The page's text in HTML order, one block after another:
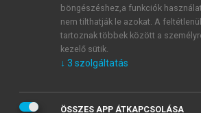
Általános vásárlási feltételeket,
mersz.huoldalak licencszerződéseiben
tudomásul veszem és elfogadom.
KIPRÓBÁLOM
böngészéshez,a funkciók
nem tilthatják le azokat. A
tartoznak többek között a
kezelő sütik.
↓ 3 szolgáltatás
ÖSSZES APP ÁTKAPCSOLÁSA